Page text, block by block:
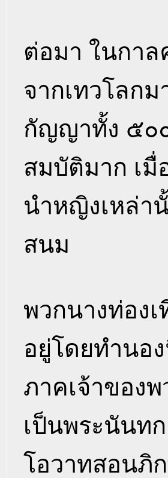
ต่อมา ในกา
จากเทวโลกม
กัญญาทั้ง ๕๐
สมบัติมาก เมื่
นำหญิงเหล่า
สนม
พวกนางท่องเ
อยู่โดยทำนอ
ภาคเจ้าของ
เป็นพระนันท
โอวาทสอนภิ